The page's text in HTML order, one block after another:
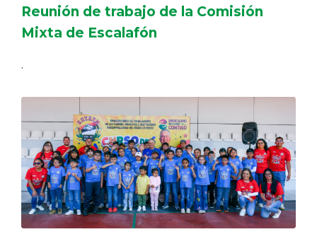
Reunión de trabajo de la Comisión
Mixta de Escalafón
.